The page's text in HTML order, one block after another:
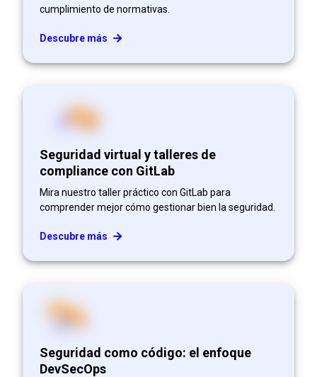
cumplimiento de normativas.
Descubre más
Seguridad virtual y talleres de
compliance con GitLab
Mira nuestro taller práctico con GitLab para
comprender mejor cómo gestionar bien la seguridad.
Descubre más
Seguridad como código: el enfoque
DevSecOps